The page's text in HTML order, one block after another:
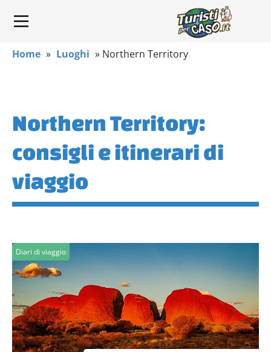
Home » Luoghi » Northern Territory
Northern Territory:
consigli e itinerari di
viaggio
Diari di viaggio